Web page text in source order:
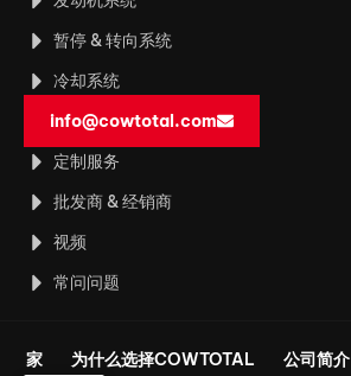
暂停 & 转向系统
冷却系统
info@cowtotal.com
定制服务
批发商 & 经销商
视频
常问问题
家 为什么选择COWTOTAL 公司简介